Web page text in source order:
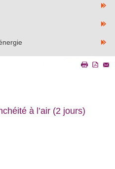
à l’air (2 jours)